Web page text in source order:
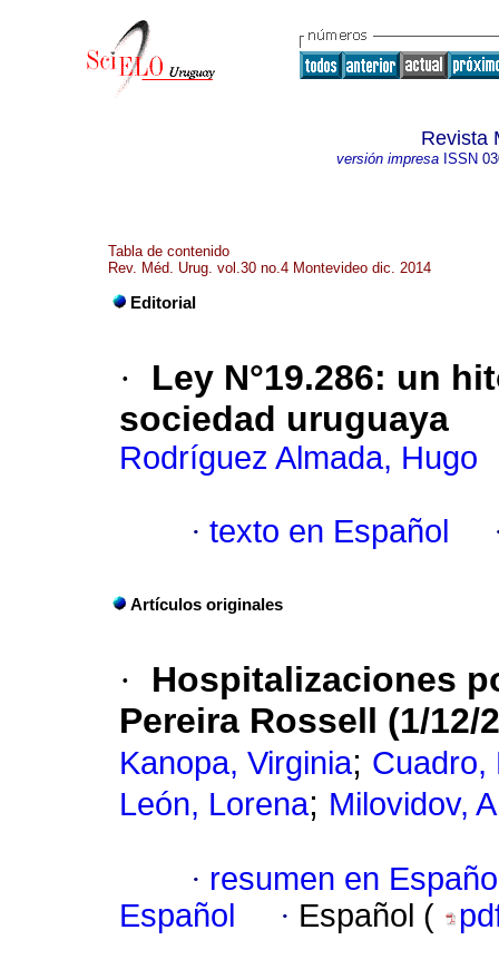
Revista
versión impresaISSN
Tabla de contenido
Rev. Méd. Urug. vol.30 no.4 Montevideo dic. 2014
Editorial
· Ley N°19.286: un
sociedad uruguaya
Rodríguez Almada, Hugo
· texto en Español
Artículos originales
·
Hospitalizaciones
Pereira Rossell (1/12/
Kanopa, Virginia; Cuadro,
León, Lorena; Milovidov,
· resumen en
Español
· Español (